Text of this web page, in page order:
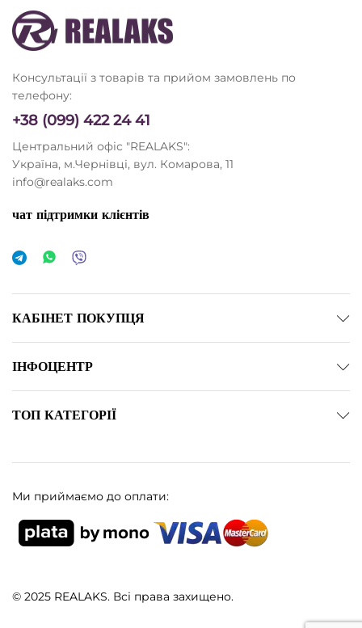
Консультації з товарів та прийом замовлень по
телефону:
+38 (099) 422 24 41
Центральний офіс "REALAKS":
Україна, м.Чернівці, вул. Комарова, 11
info@realaks.com
чат підтримки клієнтів
КАБІНЕТ ПОКУПЦЯ
ІНФОЦЕНТР
ТОП КАТЕГОРІЇ
© 2025 REALAKS. Всі права захищено.
Ми приймаємо до оплати: